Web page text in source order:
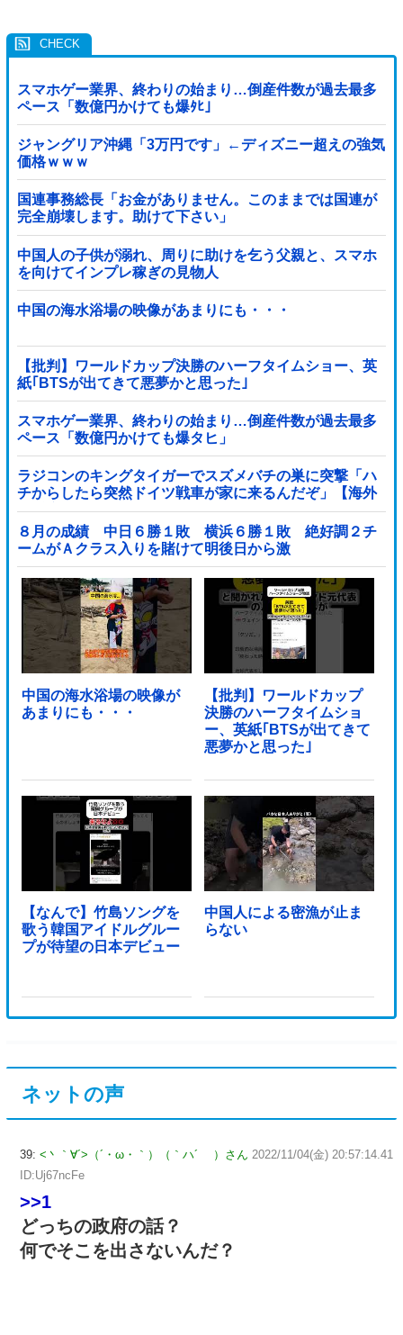
スマホゲー業界、終わりの始まり…倒産件数が過去最多
ペース「数億円かけても爆ﾀﾋ」
ジャングリア沖縄「3万円です」←ディズニー超えの強気
価格ｗｗｗ
国連事務総長「お金がありません。このままでは国連が
完全崩壊します。助けて下さい」
中国人の子供が溺れ、周りに助けを乞う父親と、スマホ
を向けてインプレ稼ぎの見物人
中国の海水浴場の映像があまりにも・・・
【批判】ワールドカップ決勝のハーフタイムショー、英
紙｢BTSが出てきて悪夢かと思った｣
スマホゲー業界、終わりの始まり…倒産件数が過去最多
ペース「数億円かけても爆タヒ」
ラジコンのキングタイガーでスズメバチの巣に突撃「ハ
チからしたら突然ドイツ戦車が家に来るんだぞ」【海外
の反応】
８月の成績 中日６勝１敗 横浜６勝１敗 絶好調２チ
ームがＡクラス入りを賭けて明後日から激
突！！！！！！！！！他
中国の海水浴場の映像が
あまりにも・・・
【批判】ワールドカップ
決勝のハーフタイムショ
ー、英紙｢BTSが出てきて
悪夢かと思った｣
【なんで】竹島ソングを
歌う韓国アイドルグルー
プが待望の日本デビュー
中国人による密漁が止ま
らない
ネットの声
39: <丶｀∀´>（´・ω・｀）（｀ハ´ ）さん 2022/11/04(金) 20:57:14.41
ID:Uj67ncFe
>>1
どっちの政府の話？
何でそこを出さないんだ？